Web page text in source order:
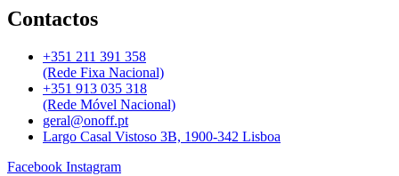
Contactos
+351 211 391 358
(Rede Fixa Nacional)
+351 913 035 318
(Rede Móvel Nacional)
geral@onoff.pt
Largo Casal Vistoso 3B, 1900-342 Lisboa
Facebook Instagram